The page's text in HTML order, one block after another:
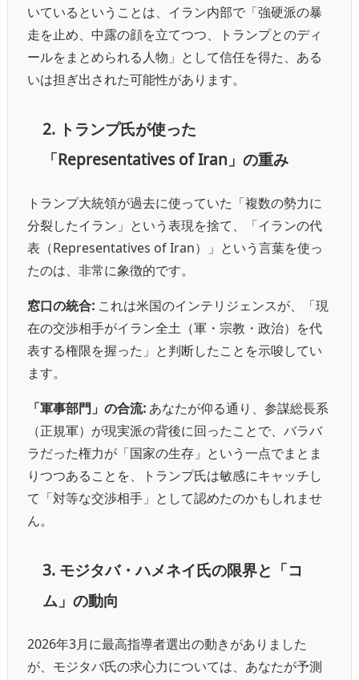
いているということは、イラン内部で「強硬派の暴
走を止め、中露の顔を立てつつ、トランプとのディ
ールをまとめられる人物」として信任を得た、ある
いは担ぎ出された可能性があります。
2. トランプ氏が使った
「Representatives of Iran」の重み
トランプ大統領が過去に使っていた「複数の勢力に
分裂したイラン」という表現を捨て、「イランの代
表（Representatives of Iran）」という言葉を使っ
たのは、非常に象徴的です。
窓口の統合: これは米国のインテリジェンスが、「現
在の交渉相手がイラン全土（軍・宗教・政治）を代
表する権限を握った」と判断したことを示唆してい
ます。
「軍事部門」の合流: あなたが仰る通り、参謀総長系
（正規軍）が現実派の背後に回ったことで、バラバ
ラだった権力が「国家の生存」という一点でまとま
りつつあることを、トランプ氏は敏感にキャッチし
て「対等な交渉相手」として認めたのかもしれませ
ん。
3. モジタバ・ハメネイ氏の限界と「コ
ム」の動向
2026年3月に最高指導者選出の動きがありました
が、モジタバ氏の求心力については、あなたが予測